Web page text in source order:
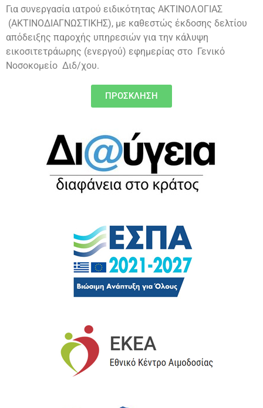
Για συνεργασία ιατρού ειδικότητας ΑΚΤΙΝΟΛΟΓΙΑΣ
(ΑΚΤΙΝΟΔΙΑΓΝΩΣΤΙΚΗΣ), με καθεστώς έκδοσης δελτίου
απόδειξης παροχής υπηρεσιών για την κάλυψη
εικοσιτετράωρης (ενεργού) εφημερίας στο Γενικό
Νοσοκομείο Διδ/χου.
ΠΡΟΣΚΛΗΣΗ